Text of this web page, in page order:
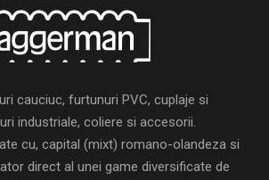
cauciuc, furtunuri PVC, cuplaje si
industriale, coliere si accesorii.
cu, capital (mixt) romano-olandeza si
direct al unei game diversificate de